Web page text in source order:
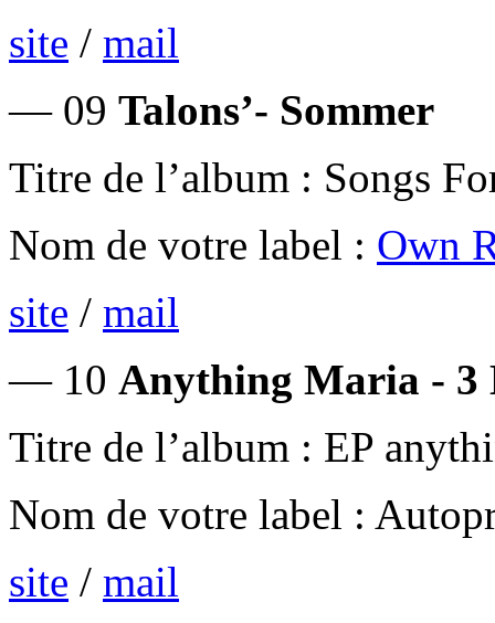
site / mail
— 09 Talons’- Sommer
Titre de l’album : Songs
Nom de votre label : Own
site / mail
— 10 Anything Maria - 3
Titre de l’album : EP
Nom de votre label :
site / mail